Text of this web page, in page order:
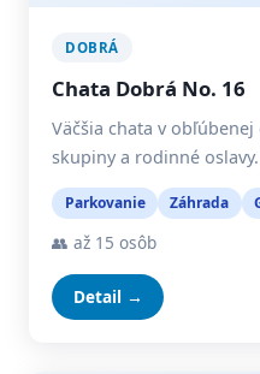
DOBRÁ
Chata Dobrá No. 16
Väčšia chata v
skupiny a rodinné
Parkovanie Záhrada
👥 až 15 osôb
Detail →